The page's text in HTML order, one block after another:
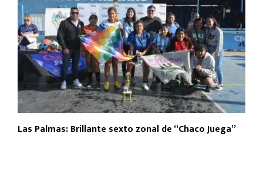
Las Palmas: Brillante sexto zonal de “Chaco Juega”